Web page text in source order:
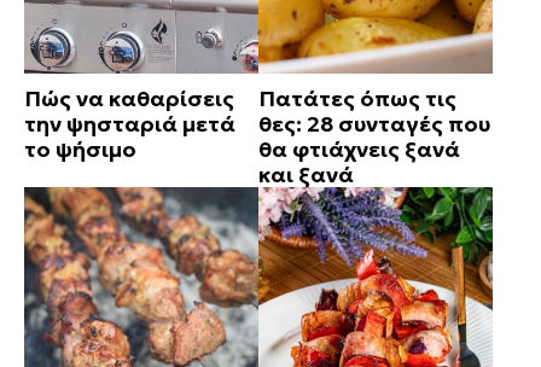
Πώς να καθαρίσεις
την ψησταριά μετά
το ψήσιμο
Πατάτες όπως τις
θες: 28 συνταγές που
θα φτιάχνεις ξανά
και ξανά